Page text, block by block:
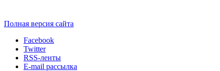
Полная версия сайта
Facebook
Twitter
RSS-ленты
E-mail рассылка